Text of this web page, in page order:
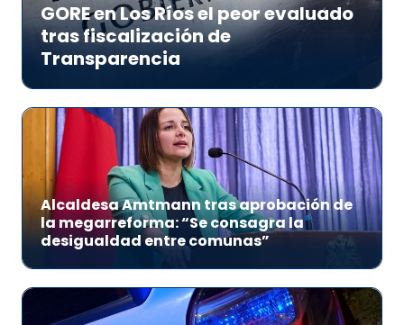
GORE en Los Ríos el peor evaluado
tras fiscalización de
Transparencia
Alcaldesa Amtmann tras aprobación de
la megarreforma: “Se consagra la
desigualdad entre comunas”